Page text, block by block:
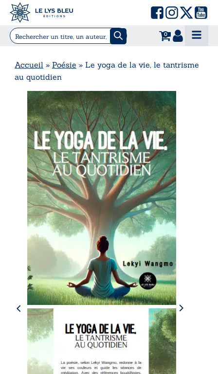
0
Accueil » Poésie » Le yoga de la vie, le tantrisme
au quotidien